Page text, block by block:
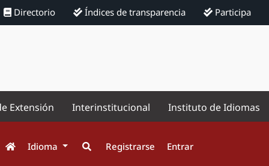
Directorio Índices de transparencia Participa
Extensión Interinstitucional Instituto de Idiomas
Idioma Registrarse Entrar